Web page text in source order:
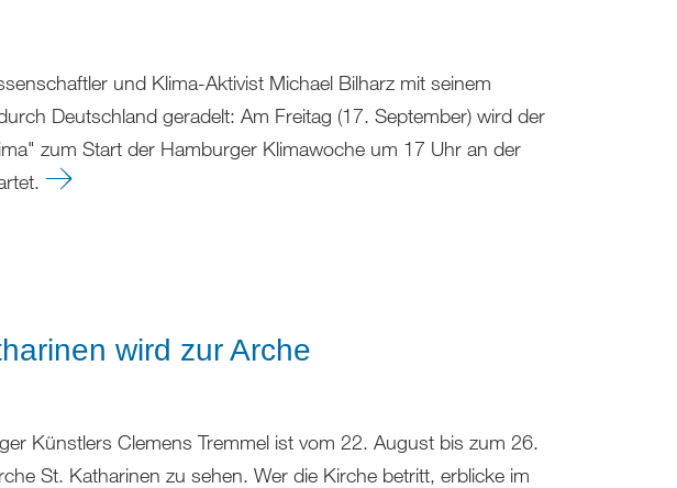
und Klima-Aktivist Michael Bilharz mit seinem
Deutschland geradelt: Am Freitag (17. September) wird der
zum Start der Hamburger Klimawoche um 17 Uhr an der
wird zur Arche
Künstlers Clemens Tremmel ist vom 22. August bis zum 26.
St. Katharinen zu sehen. Wer die Kirche betritt, erblicke im